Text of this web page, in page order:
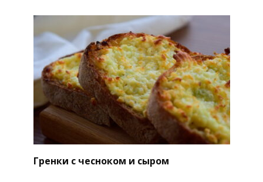
Гренки с чесноком и сыром